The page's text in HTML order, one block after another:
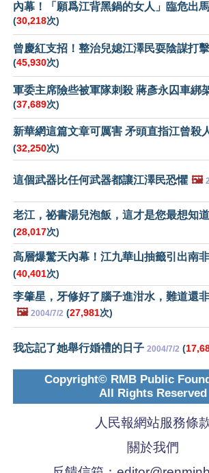
內幕！「願爲江背黑鍋的女人」臨危出
(30,218次)
曾慶紅支招！整治兒媳江澤民耍陰謀打
(45,930次)
軍委主席險些被軍隊刺殺 蔣彥永囚車綁
(37,689次)
新華網這篇文章可厲害 矛頭直指江曾殺
(32,250次)
這個武器比任何武器都讓江澤民恐懼 🖼️
老江，祕書湯兒泡飯，這才是您最想知
(28,017次)
高層爆驚天內幕！江九華山抽籤引出南
(40,401次)
李肇星，牙修好了腦子進泔水，難道還
🖼️ 2004/7/2 (27,981次)
我忘記了她舉行婚禮的日子 2004/7/2 (
Copyright© RMB Public
All Rights Reserved
人民報網站服務條
關於我們